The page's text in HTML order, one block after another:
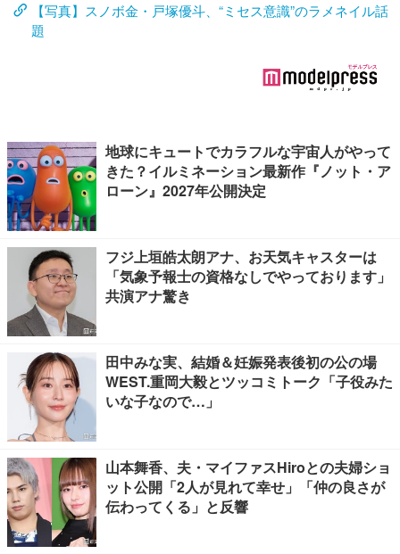
【写真】スノボ金・戸塚優斗、“ミセス意識”のラメネイル話
題
地球にキュートでカラフルな宇宙人がやって
きた？イルミネーション最新作『ノット・ア
ローン』2027年公開決定
フジ上垣皓太朗アナ、お天気キャスターは
「気象予報士の資格なしでやっております」
共演アナ驚き
田中みな実、結婚＆妊娠発表後初の公の場
WEST.重岡大毅とツッコミトーク「子役みた
いな子なので…」
山本舞香、夫・マイファスHiroとの夫婦ショ
ット公開「2人が見れて幸せ」「仲の良さが
伝わってくる」と反響